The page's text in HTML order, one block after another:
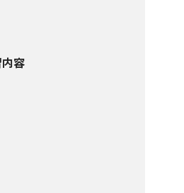
容